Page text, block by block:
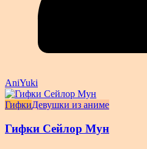
AniYuki
ГифкиДевушки из аниме
Гифки Сейлор Мун